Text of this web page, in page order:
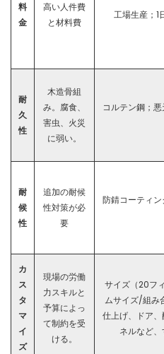
料
金
高い人件費
と材料費
工場生産；
耐
久
性
木造骨組
み。腐食、
害虫、火災
に弱い。
コルテン鋼；
耐
候
性
追加の耐候
性対策が必
要
防錆コーティ
カ
ス
タ
マ
イ
ズ
現場の労働
力スキルと
予算によっ
て制約を受
ける。
サイズ（20フ
ムサイズ/組み
仕上げ、ドア
ネルなど、